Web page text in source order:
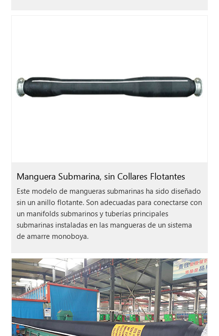
Manguera Submarina, sin Collares Flotantes
Este modelo de mangueras submarinas ha sido diseñado
sin un anillo flotante. Son adecuadas para conectarse con
un manifolds submarinos y tuberías principales
submarinas instaladas en las mangueras de un sistema
de amarre monoboya.